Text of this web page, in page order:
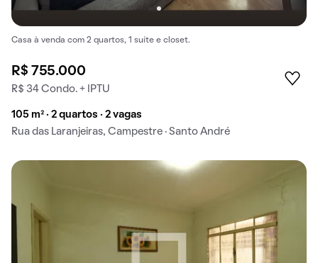
Casa à venda com 2 quartos, 1 suíte e closet.
R$ 755.000
R$ 34 Condo. + IPTU
105 m² · 2 quartos · 2 vagas
Rua das Laranjeiras, Campestre · Santo André